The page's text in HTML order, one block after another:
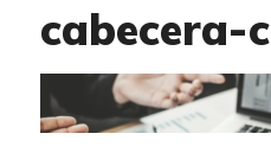
cabecera-